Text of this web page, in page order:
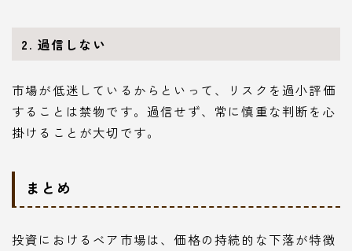
2. 過信しない
市場が低迷しているからといって、リスクを過小評価
することは禁物です。過信せず、常に慎重な判断を心
掛けることが大切です。
まとめ
投資におけるベア市場は、価格の持続的な下落が特徴